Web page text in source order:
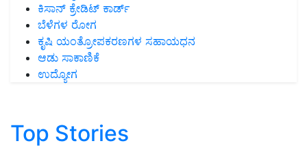
ಕಿಸಾನ್ ಕ್ರೇಡಿಟ್ ಕಾರ್ಡ್
ಬೆಳೆಗಳ ರೋಗ
ಕೃಷಿ ಯಂತ್ರೋಪಕರಣಗಳ ಸಹಾಯಧನ
ಆಡು ಸಾಕಾಣಿಕೆ
ಉದ್ಯೋಗ
Top Stories